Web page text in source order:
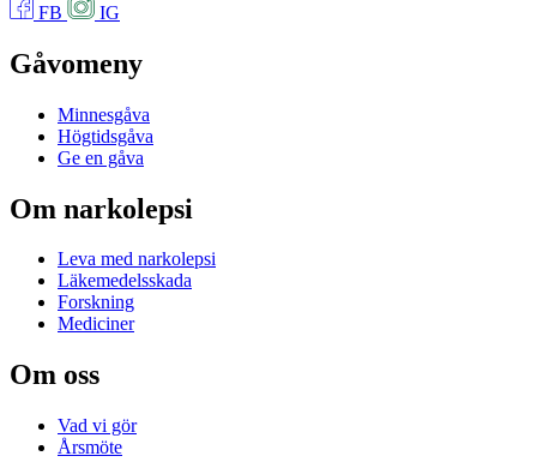
FB
IG
Gåvomeny
Minnesgåva
Högtidsgåva
Ge en gåva
Om narkolepsi
Leva med narkolepsi
Läkemedelsskada
Forskning
Mediciner
Om oss
Vad vi gör
Årsmöte